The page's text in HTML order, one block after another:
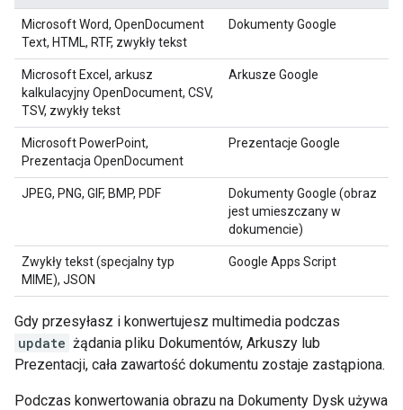
Microsoft Word, OpenDocument
Text, HTML, RTF, zwykły tekst
Dokumenty Google
Microsoft Excel, arkusz
kalkulacyjny OpenDocument, CSV,
TSV, zwykły tekst
Arkusze Google
Microsoft PowerPoint,
Prezentacja OpenDocument
Prezentacje Google
JPEG, PNG, GIF, BMP, PDF
Dokumenty Google (obraz
jest umieszczany w
dokumencie)
Zwykły tekst (specjalny typ
MIME), JSON
Google Apps Script
Gdy przesyłasz i konwertujesz multimedia podczas
update żądania pliku Dokumentów, Arkuszy lub
Prezentacji, cała zawartość dokumentu zostaje zastąpiona.
Podczas konwertowania obrazu na Dokumenty Dysk używa